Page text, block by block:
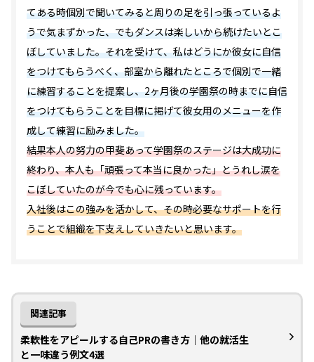
てある時個別で聞いてみると周りの足を引っ張っているよ
うで気まずかった、でもダンスは楽しいから続けたいとこ
ぼしていました。それを受けて、私はどうにか彼女に自信
をつけてもらうべく、部室から離れたところで個別で一緒
に練習することを提案し、2ヶ月後の学園祭の時までに自信
をつけてもらうことを目標に掲げて彼女用のメニューを作
成して練習に励みました。
結果本人の努力の甲斐あって学園祭のステージは大成功に
終わり、本人も「頑張って本当に良かった」とうれし涙を
こぼしていたのが今でも心に残っています。
入社後はこの強みを活かして、その時必要なサポートを行
うことで組織を下支えしていきたいと思います。
関連記事
柔軟性をアピールする自己PRの書き方｜他の就活生
と一味違う例文4選